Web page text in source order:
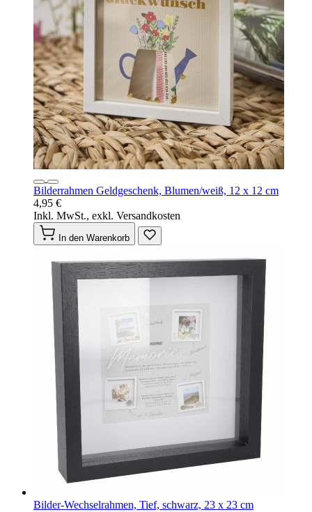
Bilderrahmen Geldgeschenk, Blumen/weiß, 12 x 12 cm
4,95 €
Inkl. MwSt., exkl. Versandkosten
In den Warenkorb
Bilder-Wechselrahmen, Tief, schwarz, 23 x 23 cm